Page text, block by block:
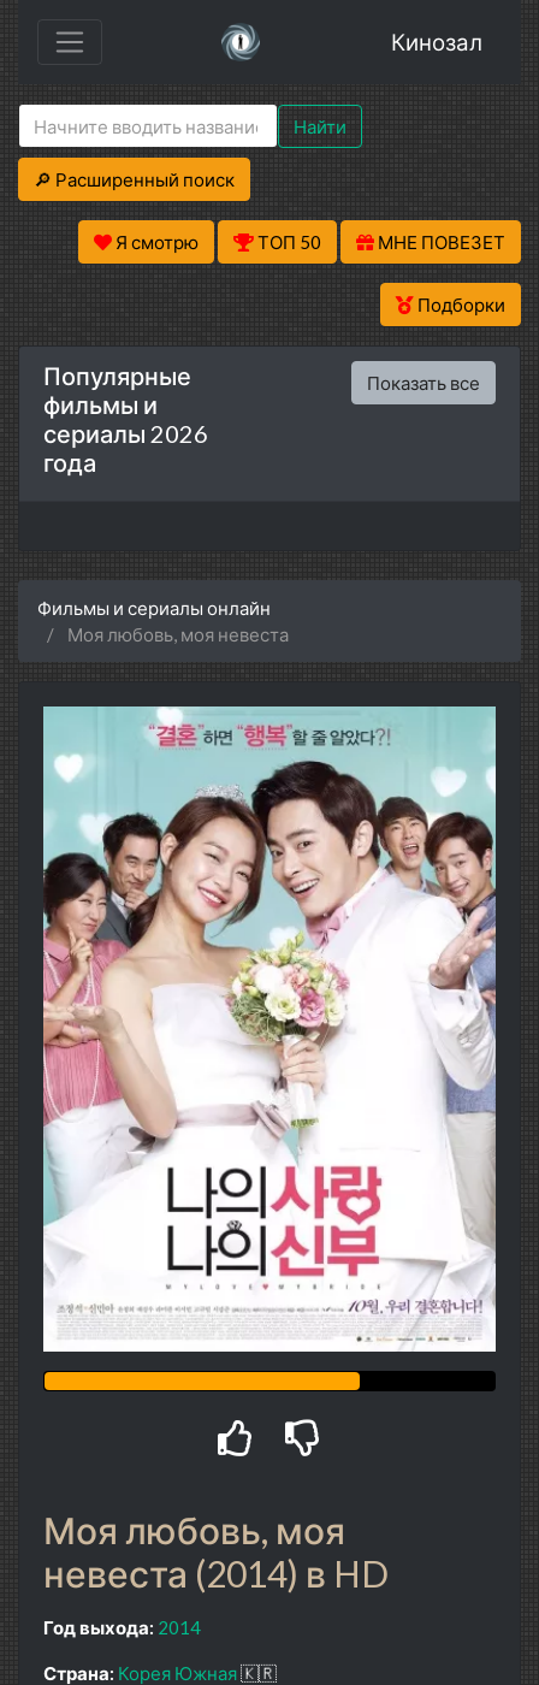
Кинозал
Найти
🔎 Расширенный поиск
Я смотрю ТОП 50 МНЕ ПОВЕЗЕТ
Подборки
Популярные
фильмы и
сериалы 2026
года
Показать все
Фильмы и сериалы онлайн
Моя любовь, моя невеста
Моя любовь, моя
невеста (2014) в HD
Год выхода: 2014
Страна: Корея Южная🇰🇷